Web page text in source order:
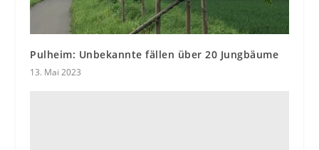
Pulheim: Unbekannte fällen über 20 Jungbäume
13. Mai 2023